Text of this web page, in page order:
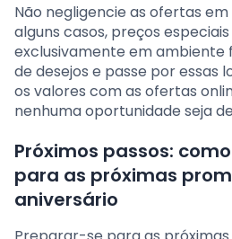
Não negligencie as ofertas em
alguns casos, preços
exclusivamente em ambiente
de desejos e passe por essas
os valores com as ofertas
nenhuma oportunidade seja
Próximos passos:
para as próximas
aniversário